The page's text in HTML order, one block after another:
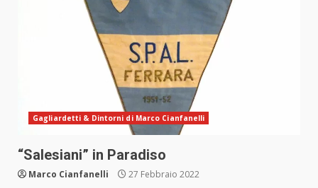
Gagliardetti & Dintorni di Marco Cianfanelli
“Salesiani” in Paradiso
Marco Cianfanelli 27 Febbraio 2022